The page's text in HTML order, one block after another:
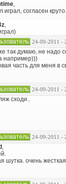
,
играл, согласен круто.
,
24-09-2011 -
так думаю, не надо
например)))
часть для меня в
24-09-2011 -
сходи..
24-09-2011 -
,
шутка. очень